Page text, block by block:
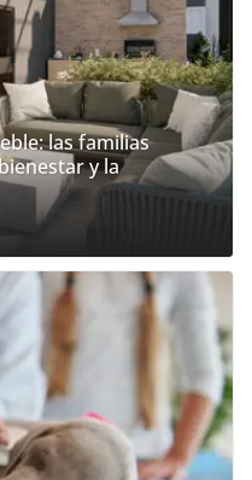
las familias
y la